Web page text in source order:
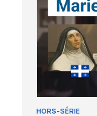
HORS-SÉRIE